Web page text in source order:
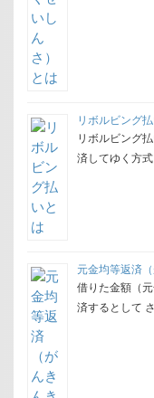
リボルビング
リボルビング
済してゆく方
元金均等返済
借りた金額（
済するとして